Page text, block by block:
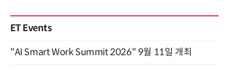
ET Events
"AI Smart Work Summit 2026" 9월 11일 개최